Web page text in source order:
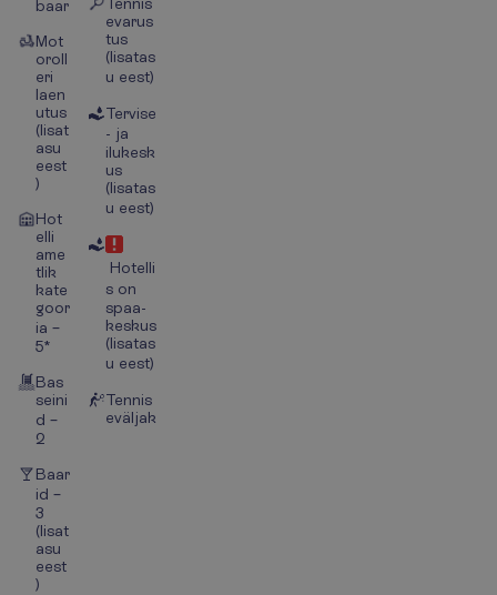
baar
Mot
oroll
eri
laen
utus
(lisat
asu
eest
)
Hot
elli
ame
tlik
kate
goor
ia –
5*
Bas
seini
d –
2
Baar
id –
3
(lisat
asu
eest
)
evarus
tus
(lisatas
u eest)
Tervise
- ja
ilukesk
us
(lisatas
u eest)
Hotelli
s on
spaa-
keskus
(lisatas
u eest)
Tennis
eväljak